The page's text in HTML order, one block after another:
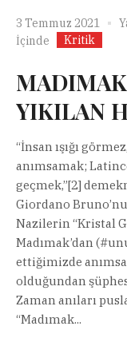
3 Temmuz 2021
İçinde
Kritik
YIKILAN
“İnsan ışığı
anımsamak;
geçmek,”[2]
Giordano
Nazilerin “Kristal
Madımak’dan
ettiğimizde
olduğundan
Zaman anıları
“Madımak...